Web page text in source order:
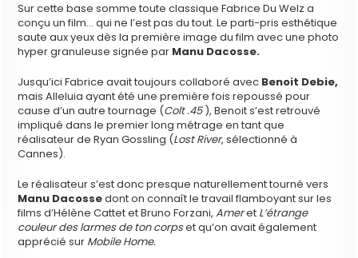
Sur cette base somme toute classique Fabrice Du Welz a
conçu un film… qui ne l’est pas du tout. Le parti-pris esthétique
saute aux yeux dès la première image du film avec une photo
hyper granuleuse signée par Manu Dacosse.
Jusqu’ici Fabrice avait toujours collaboré avec Benoit Debie,
mais Alleluia ayant été une première fois repoussé pour
cause d’un autre tournage (Colt .45), Benoit s’est retrouvé
impliqué dans le premier long métrage en tant que
réalisateur de Ryan Gossling (Lost River, sélectionné à
Cannes).
Le réalisateur s’est donc presque naturellement tourné vers
Manu Dacossedont on connaît le travail flamboyant sur les
films d’Hélène Cattet et Bruno Forzani,Ameret L’étrange
couleur des larmes de ton corpset qu’on avait également
apprécié sur Mobile Home.